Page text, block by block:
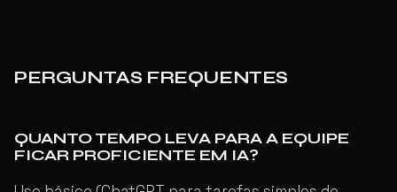
PERGUNTAS FREQUENTES
QUANTO TEMPO LEVA PARA A EQUIPE
FICAR PROFICIENTE EM IA?